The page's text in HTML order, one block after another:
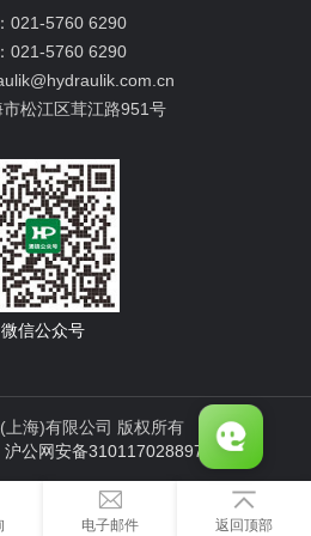
021-5760 6290
021-5760 6290
市松江区茸江路951号
微信公众号
海)有限公司 版权所有
沪公网安备31011702889776号
电子邮件 返回顶部